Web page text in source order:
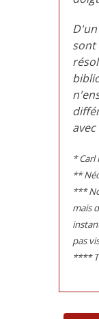
sont
* Carl
**
***
mais
pas
****